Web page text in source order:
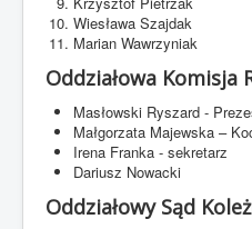
Wiesława Szajdak
Marian Wawrzyniak
Oddziałowa Komisja
Masłowski Ryszard -
Małgorzata Majewska –
Irena Franka - sekretarz
Dariusz Nowacki
Oddziałowy Sąd